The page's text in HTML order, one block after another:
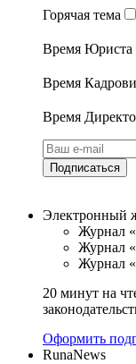
Горячая тема
Время Юриста
Время
Время
Подписаться
Электронный
Журнал
Журнал
Журнал
20 минут на
Оформить
RunaNews